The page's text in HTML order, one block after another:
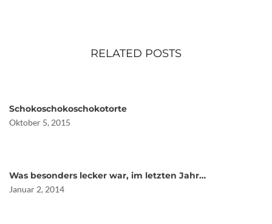
RELATED POSTS
Schokoschokoschokotorte
Oktober 5, 2015
Was besonders lecker war, im letzten Jahr…
Januar 2, 2014